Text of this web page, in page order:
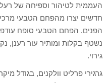
העממית לטיהור וספיחה של
חדשים יצרו מהפחם הטבעי
הפנים. הפחם הטבעי סופח
נשטף בקלות ומותיר עור רענן,
גירוי.
גרגירי פרליט וולקנים, בגודל